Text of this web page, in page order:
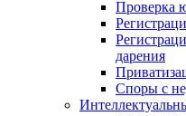
Проверка
дарения
Cпоры с